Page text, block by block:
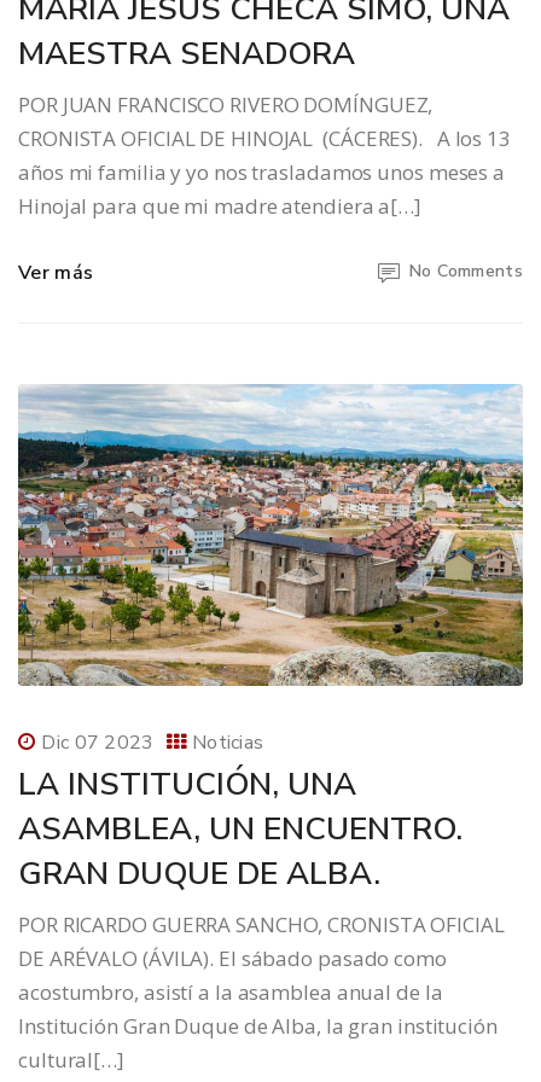
MARÍA JESÚS CHECA SIMÓ, UNA
MAESTRA SENADORA
POR JUAN FRANCISCO RIVERO DOMÍNGUEZ,
CRONISTA OFICIAL DE HINOJAL (CÁCERES). A los 13
años mi familia y yo nos trasladamos unos meses a
Hinojal para que mi madre atendiera a[…]
Ver más No Comments
Dic 07 2023 Noticias
LA INSTITUCIÓN, UNA
ASAMBLEA, UN ENCUENTRO.
GRAN DUQUE DE ALBA.
POR RICARDO GUERRA SANCHO, CRONISTA OFICIAL
DE ARÉVALO (ÁVILA). El sábado pasado como
acostumbro, asistí a la asamblea anual de la
Institución Gran Duque de Alba, la gran institución
cultural[…]